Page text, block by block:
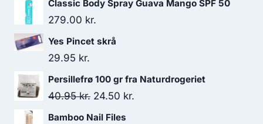
110.00 kr.. 77.00 kr..
Classic Body Spray Guava Mango SPF 50
279.00 kr.
Yes Pincet skrå
29.95 kr.
Persillefrø 100 gr fra Naturdrogeriet
40.95kr. Den
oprindelige
24.50 kr.
Bamboo Nail Files